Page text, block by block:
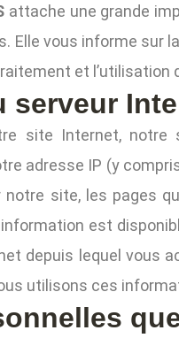
attache une grande
Elle vous informe sur
et l’utilisation
serveur
site Internet,
adresse IP (y
notre site, les pages
est
depuis lequel vous
utilisons ces